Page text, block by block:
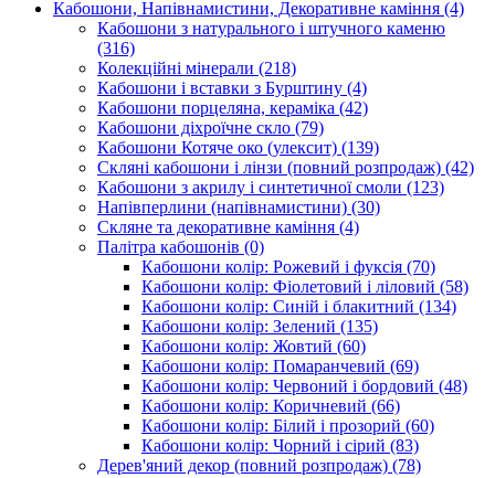
Кабошони, Напівнамистини, Декоративне каміння (4)
Кабошони з натурального і штучного каменю
(316)
Колекційні мінерали (218)
Кабошони і вставки з Бурштину (4)
Кабошони порцеляна, кераміка (42)
Кабошони діхроїчне скло (79)
Кабошони Котяче око (улексит) (139)
Скляні кабошони і лінзи (повний розпродаж) (42)
Кабошони з акрилу і синтетичної смоли (123)
Напівперлини (напівнамистини) (30)
Скляне та декоративне каміння (4)
Палітра кабошонів (0)
Кабошони колір: Рожевий і фуксія (70)
Кабошони колір: Фіолетовий і ліловий (58)
Кабошони колір: Синій і блакитний (134)
Кабошони колір: Зелений (135)
Кабошони колір: Жовтий (60)
Кабошони колір: Помаранчевий (69)
Кабошони колір: Червоний і бордовий (48)
Кабошони колір: Коричневий (66)
Кабошони колір: Білий і прозорий (60)
Кабошони колір: Чорний і сірий (83)
Дерев'яний декор (повний розпродаж) (78)